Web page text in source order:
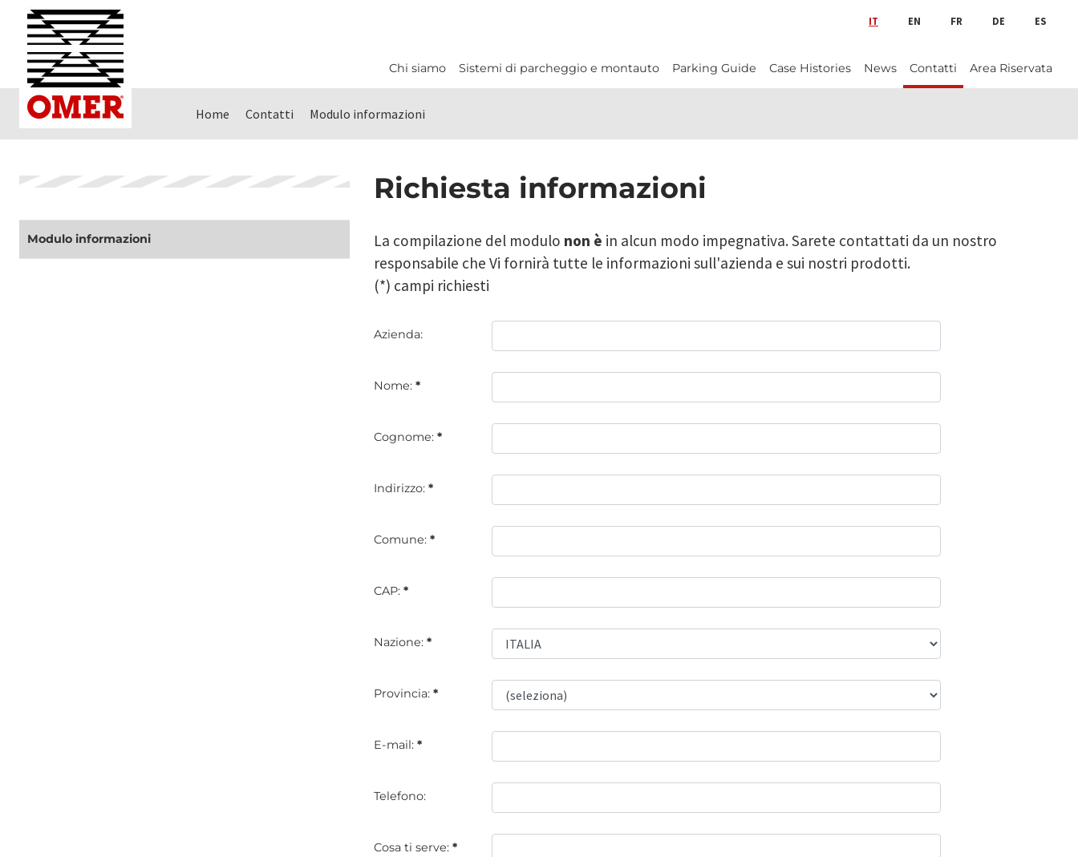
IT EN FR DE ES
Chi siamo Sistemi di parcheggio e montauto Parking Guide Case Histories News Contatti Area Riservata
Home Contatti Modulo informazioni
Modulo informazioni
Richiesta informazioni
La compilazione del modulo non è in alcun modo impegnativa. Sarete contattati da un nostro
responsabile che Vi fornirà tutte le informazioni sull'azienda e sui nostri prodotti.
(*) campi richiesti
Azienda:
Nome: *
Cognome: *
Indirizzo: *
Comune: *
CAP: *
Nazione: *
Provincia: *
E-mail: *
Telefono:
Cosa ti serve: *